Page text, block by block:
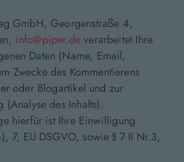
GmbH, Georgenstraße 4,
info@piper.deverarbeitet Ihre
Daten (Name, Email,
Zwecke des Kommentierens
oder Blogartikel und zur
(Analyse des Inhalts).
hierfür ist Ihre Einwilligung
7, EU DSGVO, sowie § 7 II Nr.3,